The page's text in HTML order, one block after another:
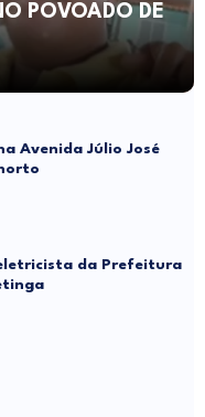
POVOADO DE
Avenida Júlio José
da Prefeitura